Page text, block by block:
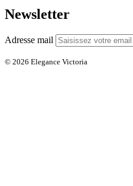
Newsletter
Adresse mail
© 2026 Elegance Victoria